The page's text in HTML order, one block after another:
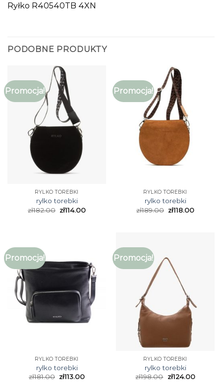
Ryłko R40540TB 4XN
PODOBNE PRODUKTY
Promocja!
RYLKO TOREBKI
rylko torebki
zł182.00 zł114.00
Promocja!
RYLKO TOREBKI
rylko torebki
zł189.00 zł118.00
Promocja!
RYLKO TOREBKI
rylko torebki
zł181.00 zł113.00
Promocja!
RYLKO TOREBKI
rylko torebki
zł198.00 zł124.00